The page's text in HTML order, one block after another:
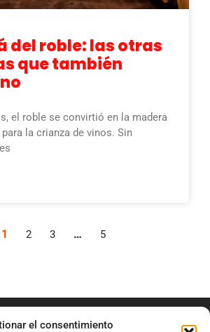
el consentimiento
del roble: las otras
que también
el roble se convirtió en la madera
la crianza de vinos. Sin
1 2 3 … 5